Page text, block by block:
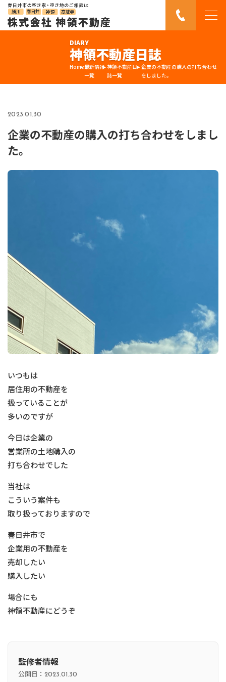
DIARY
神領不動産日誌
Home最新情報
一覧
神領不動産日
誌一覧
企業の不動産の購入の打ち合わせ
をしました。
2023.01.30
企業の不動産の購入の打ち合わせをしまし
た。
いつもは
居住用の不動産を
扱っていることが
多いのですが
今日は企業の
営業所の土地購入の
打ち合わせでした
当社は
こういう案件も
取り扱っておりますので
春日井市で
企業用の不動産を
売却したい
購入したい
場合にも
神領不動産にどうぞ
監修者情報
公開日： 2023.01.30